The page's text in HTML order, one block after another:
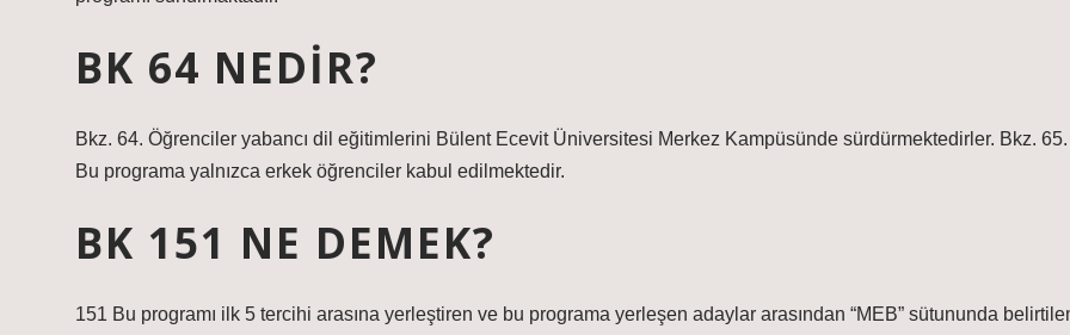
BK 64 NEDIR?
Bkz. 64. Öğrenciler yabancı dil eğitimlerini Bülent Ecevit Üniversitesi Merkez Kampüsünde sürdürmektedirler. Bkz. 65.
Bu programa yalnızca erkek öğrenciler kabul edilmektedir.
BK 151 NE DEMEK?
151 Bu programı ilk 5 tercihi arasına yerleştiren ve bu programa yerleşen adaylar arasından “MEB” sütununda